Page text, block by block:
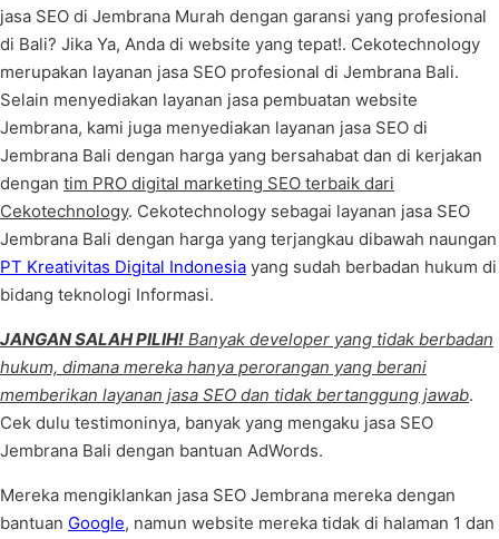
jasa SEO di Jembrana Murah dengan garansi yang profesional
di Bali? Jika Ya, Anda di website yang tepat!. Cekotechnology
merupakan layanan jasa SEO profesional di Jembrana Bali.
Selain menyediakan layanan jasa pembuatan website
Jembrana, kami juga menyediakan layanan jasa SEO di
Jembrana Bali dengan harga yang bersahabat dan di kerjakan
dengan tim PRO digital marketing SEO terbaik dari
Cekotechnology. Cekotechnology sebagai layanan jasa SEO
Jembrana Bali dengan harga yang terjangkau dibawah naungan
PT Kreativitas Digital Indonesia yang sudah berbadan hukum di
bidang teknologi Informasi.
JANGAN SALAH PILIH! Banyak developer yang tidak berbadan
hukum, dimana mereka hanya perorangan yang berani
memberikan layanan jasa SEO dan tidak bertanggung jawab.
Cek dulu testimoninya, banyak yang mengaku jasa SEO
Jembrana Bali dengan bantuan AdWords.
Mereka mengiklankan jasa SEO Jembrana mereka dengan
bantuan Google, namun website mereka tidak di halaman 1 dan